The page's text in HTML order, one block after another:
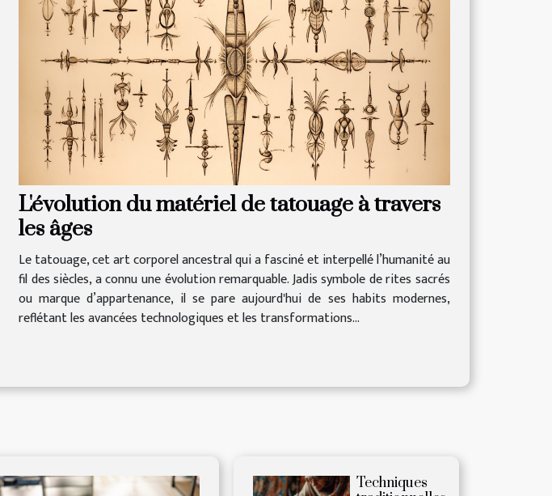
L'évolution du matériel de tatouage à travers
les âges
Le tatouage, cet art corporel ancestral qui a fasciné et interpellé l’humanité au
fil des siècles, a connu une évolution remarquable. Jadis symbole de rites sacrés
ou marque d’appartenance, il se pare aujourd'hui de ses habits modernes,
reflétant les avancées technologiques et les transformations...
Techniques